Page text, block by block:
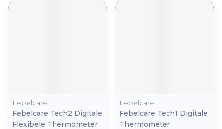
Febelcare
Febelcare Tech2 Digitale
Flexibele Thermometer
Febelcare
Febelcare Tech1 Digitale
Thermometer